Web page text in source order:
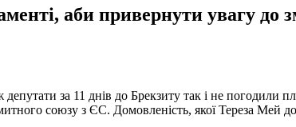
аби привернути увагу до
за 11 днів до Брекзиту так і не
союзу з ЄС. Домовленість, якої Тереза Мей